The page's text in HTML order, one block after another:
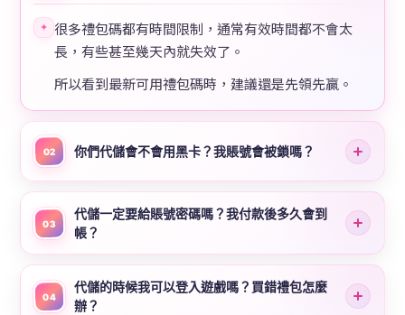
✦ 很多禮包碼都有時間限制，通常有效時間都不會太
長，有些甚至幾天內就失效了。
所以看到最新可用禮包碼時，建議還是先領先贏。
02 你們代儲會不會用黑卡？我賬號會被鎖嗎？
03
代儲一定要給賬號密碼嗎？我付款後多久會到
帳？
04
代儲的時候我可以登入遊戲嗎？買錯禮包怎麼
辦？